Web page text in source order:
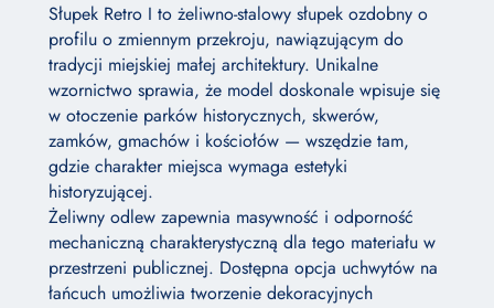
Słupek Retro I to żeliwno-stalowy słupek ozdobny o
profilu o zmiennym przekroju, nawiązującym do
tradycji miejskiej małej architektury. Unikalne
wzornictwo sprawia, że model doskonale wpisuje się
w otoczenie parków historycznych, skwerów,
zamków, gmachów i kościołów — wszędzie tam,
gdzie charakter miejsca wymaga estetyki
historyzującej.
Żeliwny odlew zapewnia masywność i odporność
mechaniczną charakterystyczną dla tego materiału w
przestrzeni publicznej. Dostępna opcja uchwytów na
łańcuch umożliwia tworzenie dekoracyjnych